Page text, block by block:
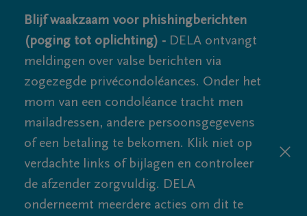
Blijf waakzaam voor phishingberichten
(poging tot oplichting) - DELA ontvangt
meldingen over valse berichten via
zogezegde privécondoléances. Onder het
mom van een condoléance tracht men
mailadressen, andere persoonsgegevens
of een betaling te bekomen. Klik niet op
verdachte links of bijlagen en controleer
de afzender zorgvuldig. DELA
onderneemt meerdere acties om dit te